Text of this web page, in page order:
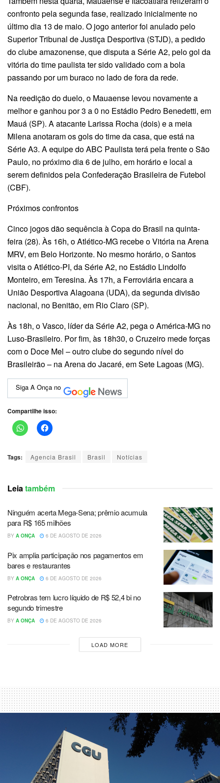
confronto pela segunda fase, realizado inicialmente no
último dia 13 de maio. O jogo anterior foi anulado pelo
Superior Tribunal de Justiça Desportiva (STJD), a pedido
do clube amazonense, que disputa a Série A2, pelo gol da
vitória do time paulista ter sido validado com a bola
passando por um buraco no lado de fora da rede.
Na reedição do duelo, o Mauaense levou novamente a
melhor e ganhou por 3 a 0 no Estádio Pedro Benedetti, em
Mauá (SP). A atacante Larissa Rocha (dois) e a meia
Milena anotaram os gols do time da casa, que está na
Série A3. A equipe do ABC Paulista terá pela frente o São
Paulo, no próximo dia 6 de julho, em horário e local a
serem definidos pela Confederação Brasileira de Futebol
(CBF).
Próximos confrontos
Cinco jogos dão sequência à Copa do Brasil na quinta-
feira (28). Às 16h, o Atlético-MG recebe o Vitória na Arena
MRV, em Belo Horizonte. No mesmo horário, o Santos
visita o Atlético-PI, da Série A2, no Estádio Lindolfo
Monteiro, em Teresina. Às 17h, a Ferroviária encara a
União Desportiva Alagoana (UDA), da segunda divisão
nacional, no Benitão, em Rio Claro (SP).
Às 18h, o Vasco, líder da Série A2, pega o América-MG no
Luso-Brasileiro. Por fim, às 18h30, o Cruzeiro mede forças
com o Doce Mel – outro clube do segundo nível do
Brasileirão – na Arena do Jacaré, em Sete Lagoas (MG).
Siga A Onça no
Compartilhe isso:
Tags: Agencia Brasil Brasil Notícias
Leiatambém
Ninguém acerta Mega-Sena; prêmio acumula
para R$ 165 milhões
BY A ONÇA 6 DE AGOSTO DE 2026
Pix amplia participação nos pagamentos em
bares e restaurantes
BY A ONÇA 6 DE AGOSTO DE 2026
Petrobras tem lucro líquido de R$ 52,4 bi no
segundo trimestre
BY A ONÇA 6 DE AGOSTO DE 2026
LOAD MORE